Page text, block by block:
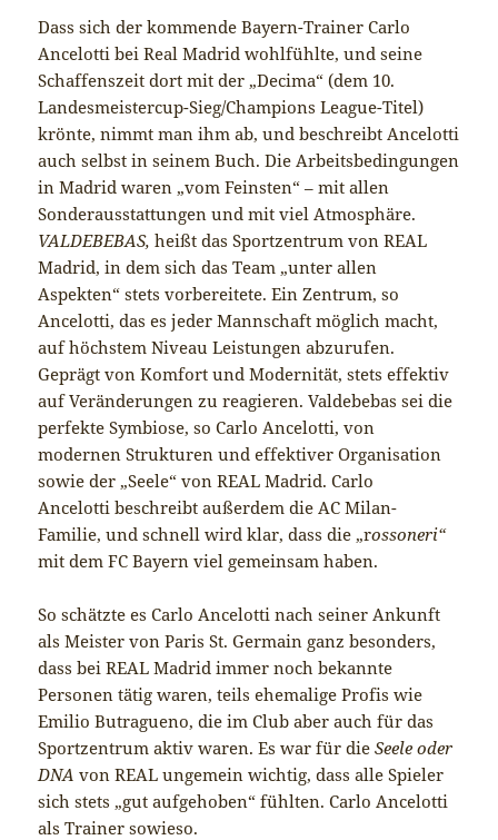
Dass sich der kommende Bayern-Trainer Carlo
Ancelotti bei Real Madrid wohlfühlte, und seine
Schaffenszeit dort mit der „Decima“ (dem 10.
Landesmeistercup-Sieg/Champions League-Titel)
krönte, nimmt man ihm ab, und beschreibt Ancelotti
auch selbst in seinem Buch. Die Arbeitsbedingungen
in Madrid waren „vom Feinsten“ – mit allen
Sonderausstattungen und mit viel Atmosphäre.
VALDEBEBAS,heißt das Sportzentrum von REAL
Madrid, in dem sich das Team „unter allen
Aspekten“ stets vorbereitete. Ein Zentrum, so
Ancelotti, das es jeder Mannschaft möglich macht,
auf höchstem Niveau Leistungen abzurufen.
Geprägt von Komfort und Modernität, stets effektiv
auf Veränderungen zu reagieren. Valdebebas sei die
perfekte Symbiose, so Carlo Ancelotti, von
modernen Strukturen und effektiver Organisation
sowie der „Seele“ von REAL Madrid. Carlo
Ancelotti beschreibt außerdem die AC Milan-
Familie, und schnell wird klar, dass die „rossoneri“
mit dem FC Bayern viel gemeinsam haben.
So schätzte es Carlo Ancelotti nach seiner Ankunft
als Meister von Paris St. Germain ganz besonders,
dass bei REAL Madrid immer noch bekannte
Personen tätig waren, teils ehemalige Profis wie
Emilio Butragueno, die im Club aber auch für das
Sportzentrum aktiv waren. Es war für dieSeele oder
DNAvon REAL ungemein wichtig, dass alle Spieler
sich stets „gut aufgehoben“ fühlten. Carlo Ancelotti
als Trainer sowieso.